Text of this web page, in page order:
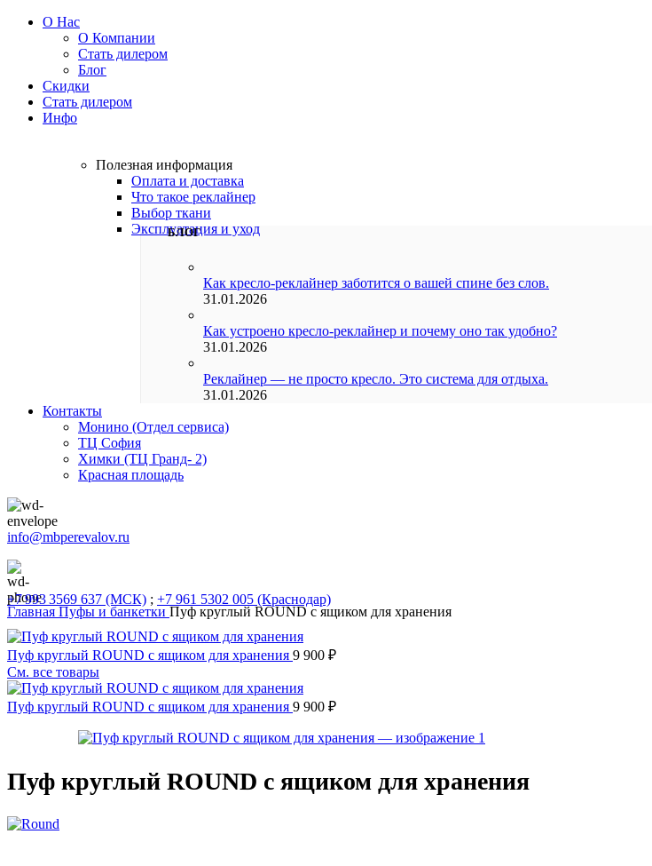
О Нас
О Компании
Стать дилером
Блог
Скидки
Стать дилером
Инфо
Полезная информация
Оплата и доставка
Что такое реклайнер
Выбор ткани
Эксплуатация и уход
БЛОГ
Как кресло-реклайнер заботится о вашей спине без слов.
31.01.2026
Как устроено кресло-реклайнер и почему оно так удобно?
31.01.2026
Реклайнер — не просто кресло. Это система для отдыха.
31.01.2026
Контакты
Монино (Отдел сервиса)
ТЦ София
Химки (ТЦ Гранд- 2)
Красная площадь
info@mbperevalov.ru
+7 993 3569 637 (МСК) ; +7 961 5302 005 (Краснодар)
Главная Пуфы и банкетки Пуф круглый ROUND с ящиком для хранения
Пуф круглый ROUND с ящиком для хранения 9 900 ₽
См. все товары
Пуф круглый ROUND с ящиком для хранения 9 900 ₽
Пуф круглый ROUND с ящиком для хранения